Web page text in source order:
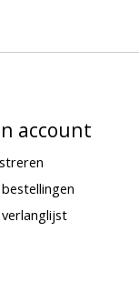
account